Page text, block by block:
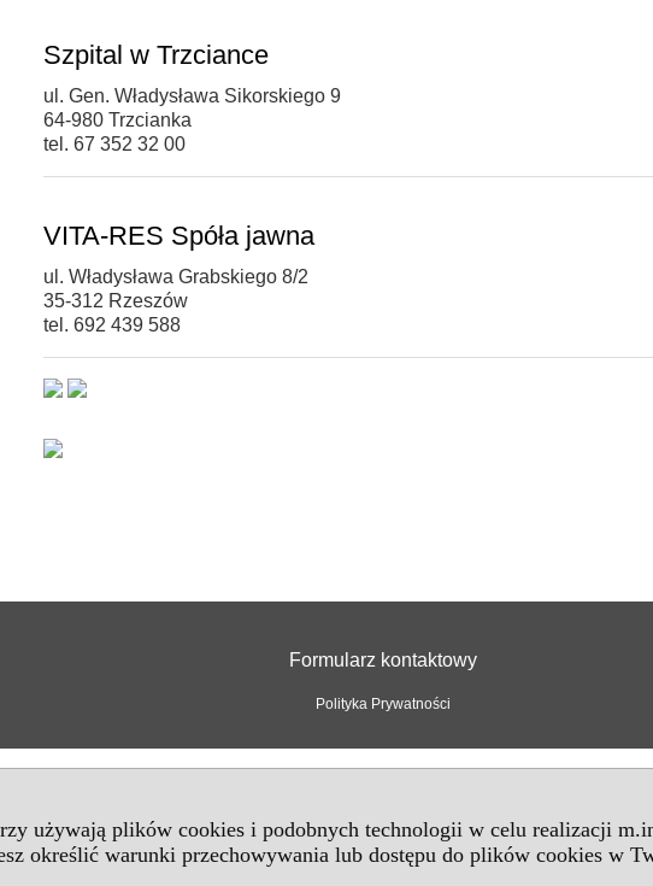
używają plików cookies i podobnych technologii w celu realizacji
określić warunki przechowywania lub dostępu do plików cookies w
Szpital w Trzciance
ul. Gen. Władysława Sikorskiego 9
64-980 Trzcianka
tel. 67 352 32 00
VITA-RES Spóła jawna
ul. Władysława Grabskiego 8/2
35-312 Rzeszów
tel. 692 439 588
Formularz kontaktowy
Polityka Prywatności